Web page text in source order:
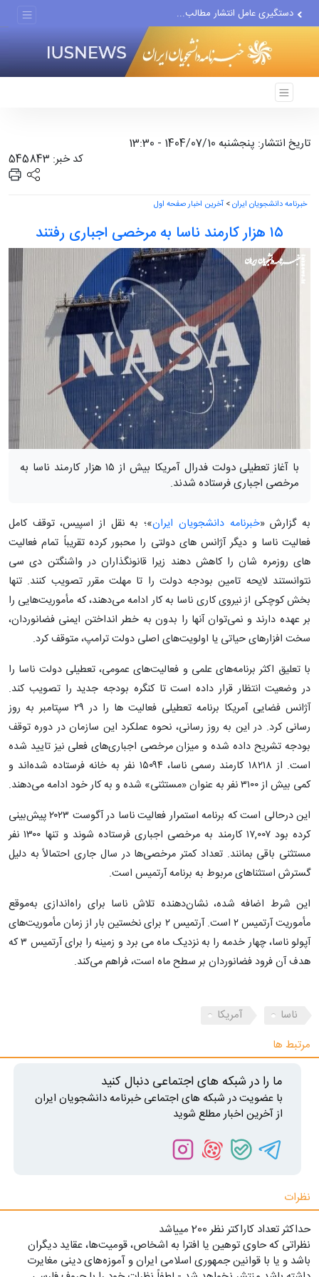
دستگیری عامل انتشار مطالب...
ضربه مغزی بیش از ۷۰۰ نظامی...
تاریخ انتشار: پنجشنبه 1404/07/10 - 13:30
کد خبر: 545843
خبرنامه دانشجویان ایران> آخرین اخبار صفحه اول
۱۵ هزار کارمند ناسا به مرخصی اجباری رفتند
با آغاز تعطیلی دولت فدرال آمریکا بیش از ۱۵ هزار کارمند ناسا به
مرخصی اجباری فرستاده شدند.
به گزارش «خبرنامه دانشجویان ایران»؛ به نقل از اسپیس، توقف کامل
فعالیت ناسا و دیگر آژانس های دولتی را محبور کرده تقریباً تمام فعالیت
های روزمره شان را کاهش دهند زیرا قانونگذاران در واشنگتن دی سی
نتوانستند لایحه تامین بودجه دولت را تا مهلت مقرر تصویب کنند. تنها
بخش کوچکی از نیروی کاری ناسا به کار ادامه می‌دهند، که مأموریت‌هایی را
بر عهده دارند و نمی‌توان آنها را بدون به خطر انداختن ایمنی فضانوردان،
سخت افزارهای حیاتی یا اولویت‌های اصلی دولت ترامپ، متوقف کرد.
با تعلیق اکثر برنامه‌های علمی و فعالیت‌های عمومی، تعطیلی دولت ناسا را
در وضعیت انتظار قرار داده است تا کنگره بودجه جدید را تصویب کند.
آژانس فضایی آمریکا برنامه تعطیلی فعالیت ها را در ۲۹ سپتامبر به روز
رسانی کرد. در این به روز رسانی، نحوه عملکرد این سازمان در دوره توقف
بودجه تشریح داده شده و میزان مرخصی اجباری‌های فعلی نیز تایید شده
است. از ۱۸۲۱۸ کارمند رسمی ناسا، ۱۵۰۹۴ نفر به خانه فرستاده شده‌اند و
کمی بیش از ۳۱۰۰ نفر به عنوان «مستثنی» شده و به کار خود ادامه می‌دهند.
این درحالی است که برنامه استمرار فعالیت ناسا در آگوست ۲۰۲۳ پیش‌بینی
کرده بود ۱۷,۰۰۷ کارمند به مرخصی اجباری فرستاده شوند و تنها ۱۳۰۰ نفر
مستثنی باقی بمانند. تعداد کمتر مرخصی‌ها در سال جاری احتمالاً به دلیل
گسترش استثناهای مربوط به برنامه آرتمیس است.
این شرط اضافه شده، نشان‌دهنده تلاش ناسا برای راه‌اندازی به‌موقع
مأموریت آرتمیس ۲ است. آرتمیس ۲ برای نخستین بار از زمان مأموریت‌های
آپولو ناسا، چهار خدمه را به نزدیک ماه می برد و زمینه را برای آرتمیس ۳ که
هدف آن فرود فضانوردان بر سطح ماه است، فراهم می‌کند.
ناسا
آمریکا
مرتبط ها
ما را در شبکه های اجتماعی دنبال کنید
با عضویت در شبکه های اجتماعی خبرنامه دانشجویان ایران
از آخرین اخبار مطلع شوید
نظرات
حداکثر تعداد کاراکتر نظر 200 ميياشد
نظراتی که حاوی توهین یا افترا به اشخاص، قومیت‌ها، عقاید دیگران
باشد و یا با قوانین جمهوری اسلامی ایران و آموزه‌های دینی مغایرت